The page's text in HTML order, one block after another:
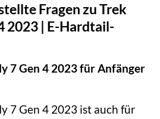
Fragen zu Trek
2023 | E-Hardtail-
7 Gen 4 2023 für Anfänger
7 Gen 4 2023 ist auch für